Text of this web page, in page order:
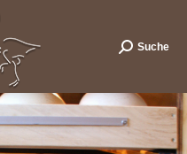
Search:
Suche